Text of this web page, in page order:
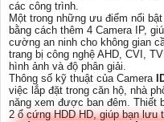
các công trình.
Một trong những ưu điểm nổi
bằng cách thêm 4 Camera IP,
cường an ninh cho không gian
trang bị công nghệ AHD, CVI,
hình ảnh và độ phân giải.
Thông số kỹ thuật của Camera
việc lắp đặt trong căn hộ, nhà
năng xem được ban đêm. Thiết
2 ổ cứng HDD HD, giúp bạn lưu